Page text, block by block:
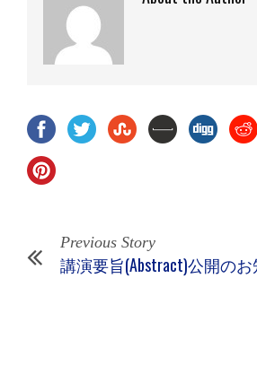
Previous Story
講演要旨(Abstract)公開の